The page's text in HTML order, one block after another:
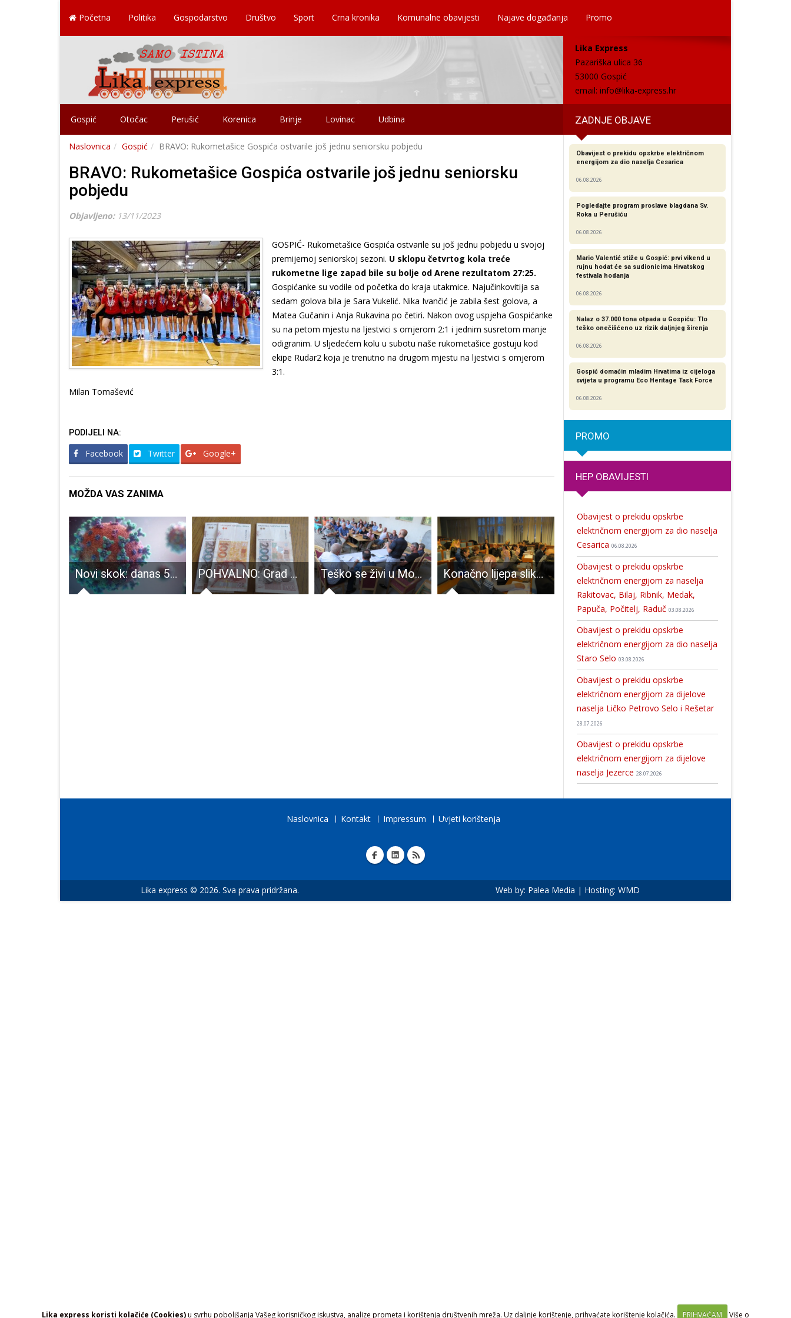
Lika express koristi kolačiće (Cookies)u svrhu poboljšanja Vašeg korisničkog iskustva, analize prometa i korištenja društvenih mreža. Uz daljnje korištenje, prihvaćate korištenje kolačića. PRIHVAĆAM Više o
Početna Politika Gospodarstvo Društvo Sport Crna kronika Komunalne obavijesti Najave događanja Promo
Lika Express
Pazariška ulica 36
53000 Gospić
email: info@lika-express.hr
Gospić Otočac Perušić Korenica Brinje Lovinac Udbina ZADNJE OBJAVE
Naslovnica Gospić BRAVO: Rukometašice Gospića ostvarile još jednu seniorsku pobjedu
BRAVO: Rukometašice Gospića ostvarile još jednu seniorsku
pobjedu
Objavljeno: 13/11/2023
GOSPIĆ- Rukometašice Gospića ostvarile su još jednu pobjedu u svojoj
premijernoj seniorskoj sezoni. U sklopu četvrtog kola treće
rukometne lige zapad bile su bolje od Arene rezultatom 27:25.
Gospićanke su vodile od početka do kraja utakmice. Najučinkovitija sa
sedam golova bila je Sara Vukelić. Nika Ivančić je zabila šest golova, a
Matea Gučanin i Anja Rukavina po četiri. Nakon ovog uspjeha Gospićanke
su na petom mjestu na ljestvici s omjerom 2:1 i jednim susretom manje
odigranim. U sljedećem kolu u subotu naše rukometašice gostuju kod
ekipe Rudar2 koja je trenutno na drugom mjestu na ljestvici s omjerom
3:1.
Milan Tomašević
PODIJELI NA:
Facebook Twitter Google+
MOŽDA VAS ZANIMA
Novi skok: danas 50 novooboljelih od COVID-19 POHVALNO: Grad Gospić i ove godine isplaćuje božićnice socijalno ugroženim umirovljenicima i nezaposlenima. Pročitajte tko ima pravo na to i što treba ostvariti Teško se živi u Mogoriću,Pavlovcu i Vrebcu Konačno lijepa slika iz Gospića: apsolutna podrška članova Gradskog vijeća gradonačelniku Karlu Starčeviću Teška prometna kod Koranskog mosta
Obavijest o prekidu opskrbe električnom
energijom za dio naselja Cesarica
06.08.2026
Pogledajte program proslave blagdana Sv.
Roka u Perušiću
06.08.2026
Mario Valentić stiže u Gospić: prvi vikend u
rujnu hodat će sa sudionicima Hrvatskog
festivala hodanja
06.08.2026
Nalaz o 37.000 tona otpada u Gospiću: Tlo
teško onečišćeno uz rizik daljnjeg širenja
06.08.2026
Gospić domaćin mladim Hrvatima iz cijeloga
svijeta u programu Eco Heritage Task Force
06.08.2026
PROMO
HEP OBAVIJESTI
Obavijest o prekidu opskrbe
električnom energijom za dio naselja
Cesarica 06.08.2026
Obavijest o prekidu opskrbe
električnom energijom za naselja
Rakitovac, Bilaj, Ribnik, Medak,
Papuča, Počitelj, Raduč 03.08.2026
Obavijest o prekidu opskrbe
električnom energijom za dio naselja
Staro Selo 03.08.2026
Obavijest o prekidu opskrbe
električnom energijom za dijelove
naselja Ličko Petrovo Selo i Rešetar
28.07.2026
Obavijest o prekidu opskrbe
električnom energijom za dijelove
naselja Jezerce 28.07.2026
Naslovnica Kontakt Impressum Uvjeti korištenja
Lika express © 2026. Sva prava pridržana. Web by: Palea Media | Hosting: WMD